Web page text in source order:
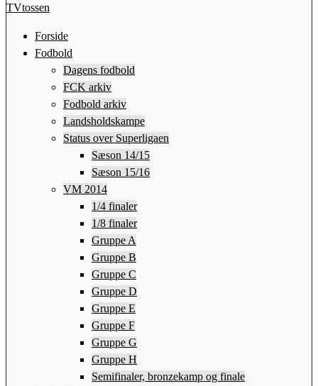
TVtossen
Forside
Fodbold
Dagens fodbold
FCK arkiv
Fodbold arkiv
Landsholdskampe
Status over Superligaen
Sæson 14/15
Sæson 15/16
VM 2014
1/4 finaler
1/8 finaler
Gruppe A
Gruppe B
Gruppe C
Gruppe D
Gruppe E
Gruppe F
Gruppe G
Gruppe H
Semifinaler, bronzekamp og finale